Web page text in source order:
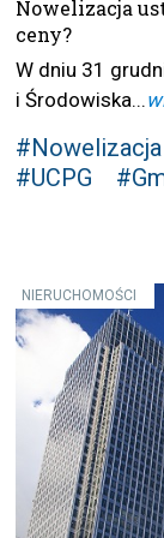
Nowelizacja
ceny?
W dniu 31
i Środowiska...
#UCPG
NIERUCHOMOŚCI